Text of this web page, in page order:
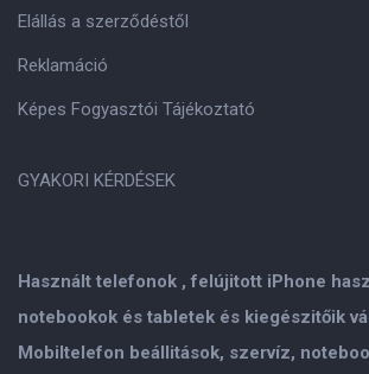
Használt telefonok , felújitott iPhone
notebookok és tabletek és kiegészitőik
Mobiltelefon beállitások, szervíz,
Elállás a szerződéstől
Reklamáció
Képes Fogyasztói Tájékoztató
GYAKORI KÉRDÉSEK